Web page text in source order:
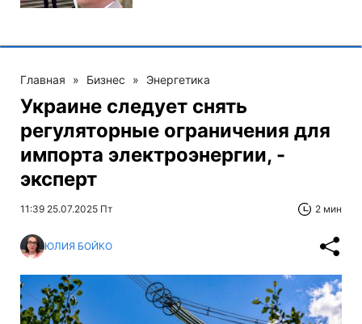
Главная » Бизнес » Энергетика
Украине следует снять
регуляторные ограничения для
импорта электроэнергии, -
эксперт
11:39 25.07.2025 Пт 2 мин
ЮЛИЯ БОЙКО